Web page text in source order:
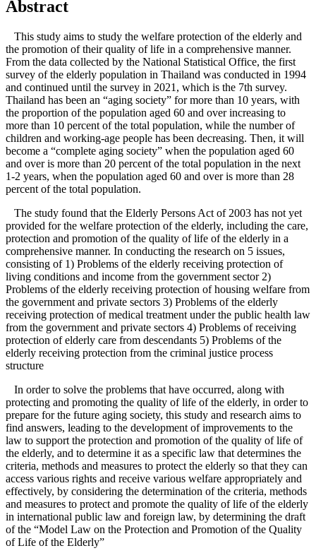
Abstract
This study aims to study the welfare protection of the elderly and
the promotion of their quality of life in a comprehensive manner.
From the data collected by the National Statistical Office, the first
survey of the elderly population in Thailand was conducted in 1994
and continued until the survey in 2021, which is the 7th survey.
Thailand has been an “aging society” for more than 10 years, with
the proportion of the population aged 60 and over increasing to
more than 10 percent of the total population, while the number of
children and working-age people has been decreasing. Then, it will
become a “complete aging society” when the population aged 60
and over is more than 20 percent of the total population in the next
1-2 years, when the population aged 60 and over is more than 28
percent of the total population.
The study found that the Elderly Persons Act of 2003 has not yet
provided for the welfare protection of the elderly, including the care,
protection and promotion of the quality of life of the elderly in a
comprehensive manner. In conducting the research on 5 issues,
consisting of 1) Problems of the elderly receiving protection of
living conditions and income from the government sector 2)
Problems of the elderly receiving protection of housing welfare from
the government and private sectors 3) Problems of the elderly
receiving protection of medical treatment under the public health law
from the government and private sectors 4) Problems of receiving
protection of elderly care from descendants 5) Problems of the
elderly receiving protection from the criminal justice process
structure
In order to solve the problems that have occurred, along with
protecting and promoting the quality of life of the elderly, in order to
prepare for the future aging society, this study and research aims to
find answers, leading to the development of improvements to the
law to support the protection and promotion of the quality of life of
the elderly, and to determine it as a specific law that determines the
criteria, methods and measures to protect the elderly so that they can
access various rights and receive various welfare appropriately and
effectively, by considering the determination of the criteria, methods
and measures to protect and promote the quality of life of the elderly
in international public law and foreign law, by determining the draft
of the “Model Law on the Protection and Promotion of the Quality
of Life of the Elderly”